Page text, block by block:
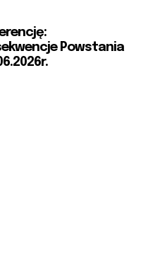
Powstania